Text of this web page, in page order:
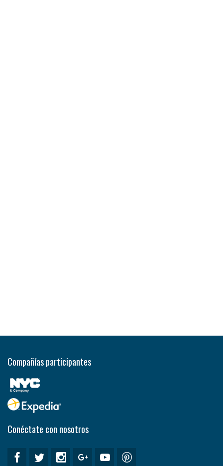
Compañías participantes
Conéctate con nosotros